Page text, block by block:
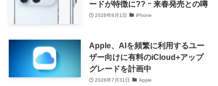
ードが特徴に?? ｰ 来春発売との噂
2026年8月1日 iPhone
Apple、AIを頻繁に利用するユー
ザー向けに有料のiCloud+アップ
グレードを計画中
2026年7月31日 Apple